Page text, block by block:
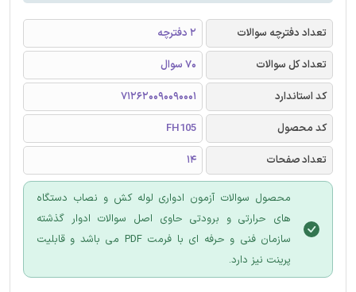
تعداد دفترچه سوالات
2 دفترچه
تعداد کل سوالات
70 سوال
کد استاندارد
712620090090001
کد محصول
FH105
تعداد صفحات
14
محصول سوالات آزمون ادواری لوله کش و نصاب دستگاه
های حرارتی و برودتی حاوی اصل سوالات ادوار گذشته
سازمان فنی و حرفه ای با فرمت PDF می باشد و قابلیت
پرینت نیز دارد.